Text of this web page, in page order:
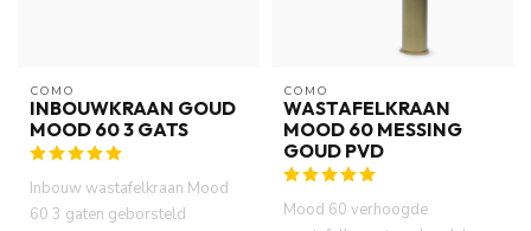
COMO
INBOUWKRAAN GOUD
MOOD 60 3 GATS
Inbouw wastafelkraan Mood
60 3 gaten geborsteld
COMO
WASTAFELKRAAN
MOOD 60 MESSING
GOUD PVD
Mood 60 verhoogde